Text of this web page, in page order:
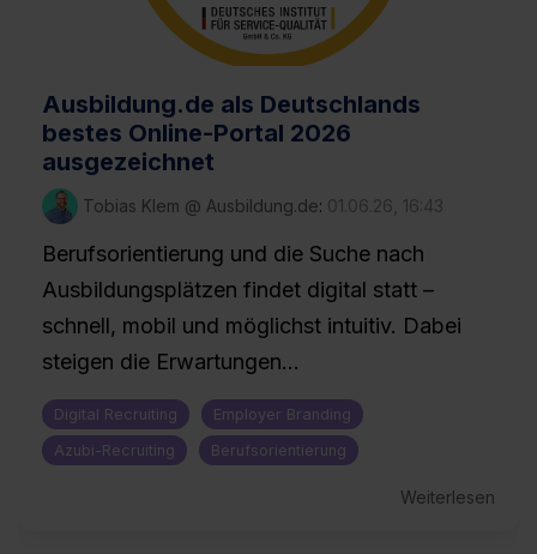
Ausbildung.de als Deutschlands
bestes Online-Portal 2026
ausgezeichnet
Tobias Klem @ Ausbildung.de: 01.06.26, 16:43
Berufsorientierung und die Suche nach
Ausbildungsplätzen findet digital statt –
schnell, mobil und möglichst intuitiv. Dabei
steigen die Erwartungen...
Digital Recruiting
Employer Branding
Azubi-Recruiting
Berufsorientierung
Weiterlesen